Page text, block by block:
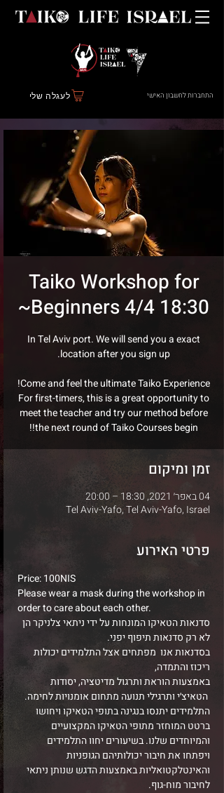
התחברות לחשבון האישי לעגלה שלי
Taiko Workshop for
Beginners 4/4 18:30~
In Tel Aviv port. We will send you a exact
For first-timers, this is a great opportunity to
meet the teacher and try our method before
the next round of Taiko Courses begin!!
זמן ומיקום
04 באפר׳ 2021, 18:30 – 20:00
Tel Aviv-Yafo, Tel Aviv-Yafo, Israel
פרטי האירוע
Price: 100NIS
Please wear a mask during the workshop in
order to care about each other.
סדנאות הטאיקו המונחות על ידי ניתאי צלניקר הן
לא רק סדנאות תיפוף יפני.
בסדנאות אנו  מפתחים אצל התלמידים יכולות
ריכוז והתמדה,
באמצעות הוראת ותרגול מדיטציה, יסודות
הטאיצ׳י ותרגילי תנועה מתחום אומנויות לחימה.
התלמידים יתנסו בנגינה בתופי הטאיקו ויחושו
ברטט המוחזר מתופי הטאיקו המקצועיים
והמיוחדים שלנו. בשיעורים יחוו התלמידים
ויפתחו את חיבור יכולותיהם הגופניות
והאינטלקטואליות באמצעות הדגש שנותן ניתאי
לחיבור מוח-גוף.